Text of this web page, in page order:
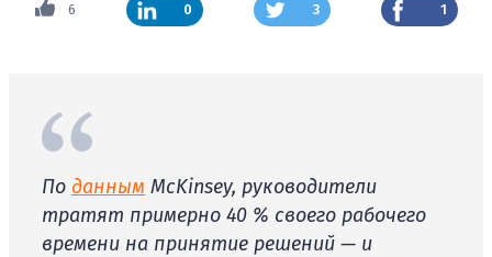
6 0 3 1
По данным McKinsey, руководители
тратят примерно 40 % своего рабочего
времени на принятие решений — и